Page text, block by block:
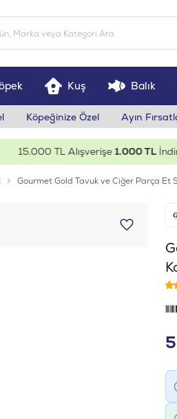
Kuş Balık
Köpeğinize Özel Ayın
15.000 TL Alışverişe1.000 TLİndirim
Gourmet Gold Tavuk ve Ciğer Parça Et